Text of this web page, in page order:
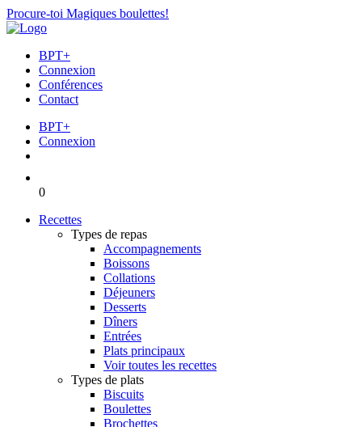
Procure-toi Magiques boulettes!
BPT+
Connexion
Conférences
Contact
BPT+
Connexion
0
Recettes
Types de repas
Accompagnements
Boissons
Collations
Déjeuners
Desserts
Dîners
Entrées
Plats principaux
Voir toutes les recettes
Types de plats
Biscuits
Boulettes
Brochettes